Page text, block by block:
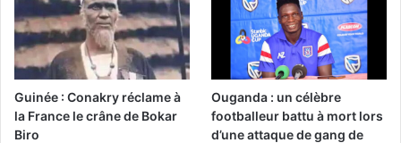
Guinée : Conakry réclame à
la France le crâne de Bokar
Biro
Ouganda : un célèbre
footballeur battu à mort lors
d’une attaque de gang de